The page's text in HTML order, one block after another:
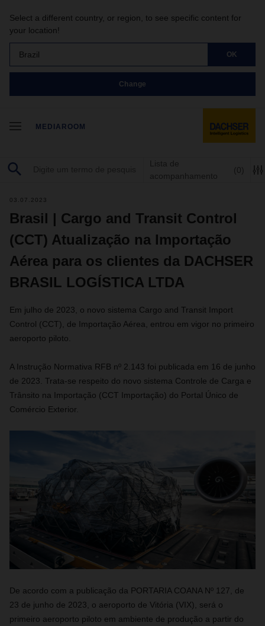
Select a different country, or region, to see specific content for
your location!
Brazil OK
Change
MEDIAROOM
Lista de
acompanhamento
(0)
03.07.2023
Brasil | Cargo and Transit Control
(CCT) Atualização na Importação
Aérea para os clientes da DACHSER
BRASIL LOGÍSTICA LTDA
Em julho de 2023, o novo sistema Cargo and Transit Import
Control (CCT), de Importação Aérea, entrou em vigor no primeiro
aeroporto piloto.
A Instrução Normativa RFB nº 2.143 foi publicada em 16 de junho
de 2023. Trata-se respeito do novo sistema Controle de Carga e
Trânsito na Importação (CCT Importação) do Portal Único de
Comércio Exterior.
De acordo com a publicação da PORTARIA COANA Nº 127, de
23 de junho de 2023, o aeroporto de Vitória (VIX), será o
primeiro aeroporto piloto em ambiente de produção a partir do